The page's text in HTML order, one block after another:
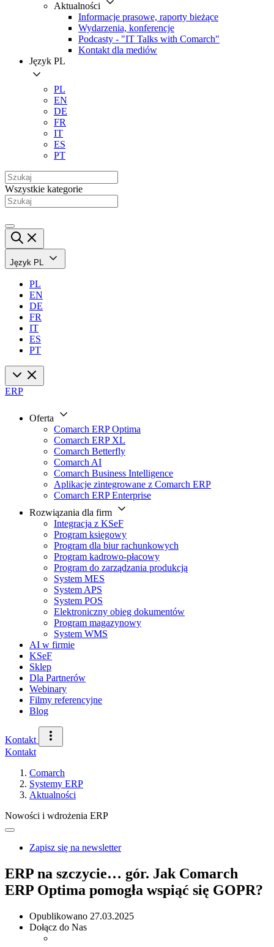
Aktualności
Informacje prasowe, raporty bieżące
Wydarzenia, konferencje
Podcasty - "IT Talks with Comarch"
Kontakt dla mediów
Język PL
PL
EN
DE
FR
IT
ES
PT
Wszystkie kategorie
Język PL
PL
EN
DE
FR
IT
ES
PT
ERP
Oferta
Comarch ERP Optima
Comarch ERP XL
Comarch Betterfly
Comarch AI
Comarch Business Intelligence
Aplikacje zintegrowane z Comarch ERP
Comarch ERP Enterprise
Rozwiązania dla firm
Integracja z KSeF
Program księgowy
Program dla biur rachunkowych
Program kadrowo-płacowy
Program do zarządzania produkcją
System MES
System APS
System POS
Elektroniczny obieg dokumentów
Program magazynowy
System WMS
AI w firmie
KSeF
Sklep
Dla Partnerów
Webinary
Filmy referencyjne
Blog
Kontakt
Kontakt
Comarch
Systemy ERP
Aktualności
Nowości i wdrożenia ERP
Zapisz się na newsletter
ERP na szczycie… gór. Jak Comarch
ERP Optima pomogła wspiąć się GOPR?
Opublikowano 27.03.2025
Dołącz do Nas